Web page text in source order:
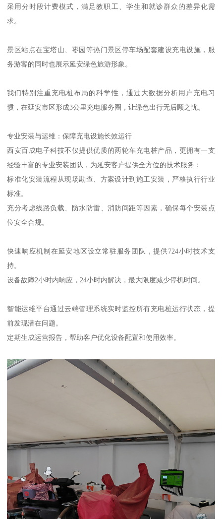
采用分时段计费模式，满足教职工、学生和就诊群众的差异化需
求。
景区站点在宝塔山、枣园等热门景区停车场配套建设充电设施，服
务游客的同时也展示延安绿色旅游形象。
我们特别注重充电桩布局的科学性，通过大数据分析用户充电习
惯，在延安市区形成3公里充电服务圈，让绿色出行无后顾之忧。
专业安装与运维：保障充电设施长效运行
西安百成电子科技不仅提供优质的两轮车充电桩产品，更拥有一支
经验丰富的专业安装团队，为延安客户提供全方位的技术服务：
标准化安装流程从现场勘查、方案设计到施工安装，严格执行行业
标准。
充分考虑线路负载、防水防雷、消防间距等因素，确保每个安装点
位安全合规。
快速响应机制在延安地区设立常驻服务团队，提供724小时技术支
持。
设备故障2小时内响应，24小时内解决，最大限度减少停机时间。
智能运维平台通过云端管理系统实时监控所有充电桩运行状态，提
前发现潜在问题。
定期生成运营报告，帮助客户优化设备配置和使用效率。